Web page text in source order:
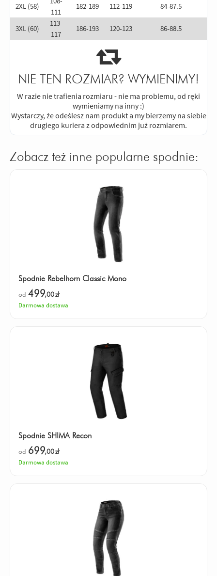
2XL (58)
111
182-189 112-119 84-87.5
3XL (60)
113-
117
186-193 120-123 86-88.5
NIE TEN ROZMIAR? WYMIENIMY!
W razie nie trafienia rozmiaru - nie ma problemu, od ręki
wymieniamy na inny :)
Wystarczy, że odeślesz nam produkt a my bierzemy na siebie
drugiego kuriera z odpowiednim już rozmiarem.
Zobacz też inne popularne spodnie:
Spodnie Rebelhorn Classic Mono
od 499,00zł
Darmowa dostawa
Spodnie SHIMA Recon
od 699,00zł
Darmowa dostawa